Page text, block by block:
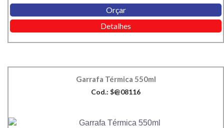
Orçar
Detalhes
Garrafa Térmica 550ml
Cod.: $@08116